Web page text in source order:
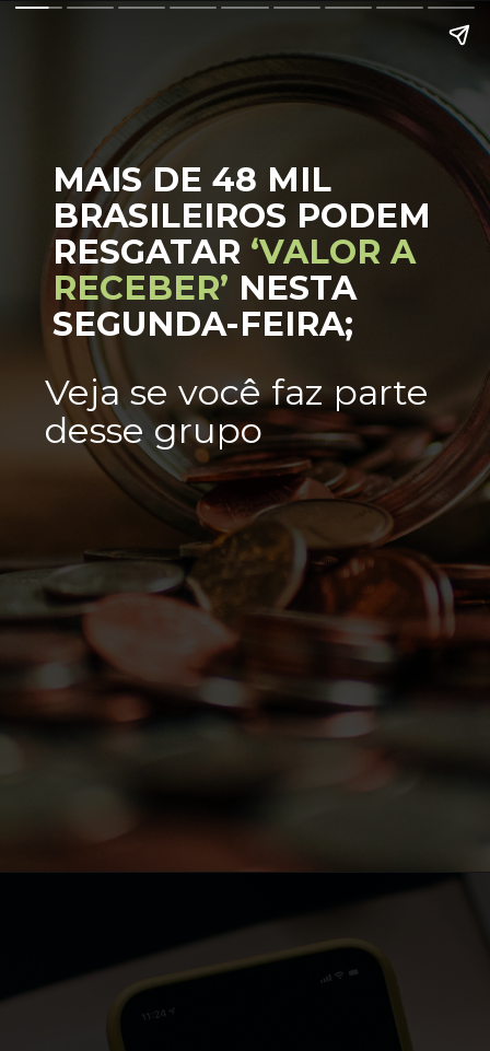
MAIS DE 48 MIL
BRASILEIROS PODEM
RESGATAR‘VALOR A
RECEBER’ NESTA
SEGUNDA-FEIRA;
Veja se você faz parte
desse grupo